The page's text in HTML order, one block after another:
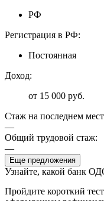
РФ
Регистрация в РФ:
Постоянная
Доход:
от 15 000 руб.
Стаж на последнем
—
Общий трудовой стаж:
—
Еще предложения
Узнайте, какой банк
Пройдите короткий